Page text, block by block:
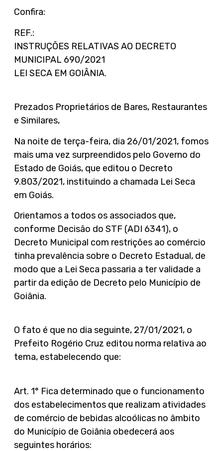
Confira:
REF.:
INSTRUÇÕES RELATIVAS AO DECRETO
MUNICIPAL 690/2021
LEI SECA EM GOIÂNIA.
Prezados Proprietários de Bares, Restaurantes
e Similares,
Na noite de terça-feira, dia 26/01/2021, fomos
mais uma vez surpreendidos pelo Governo do
Estado de Goiás, que editou o Decreto
9.803/2021, instituindo a chamada Lei Seca
em Goiás.
Orientamos a todos os associados que,
conforme Decisão do STF (ADI 6341), o
Decreto Municipal com restrições ao comércio
tinha prevalência sobre o Decreto Estadual, de
modo que a Lei Seca passaria a ter validade a
partir da edição de Decreto pelo Município de
Goiânia.
O fato é que no dia seguinte, 27/01/2021, o
Prefeito Rogério Cruz editou norma relativa ao
tema, estabelecendo que:
Art. 1° Fica determinado que o funcionamento
dos estabelecimentos que realizam atividades
de comércio de bebidas alcoólicas no âmbito
do Município de Goiânia obedecerá aos
seguintes horários: